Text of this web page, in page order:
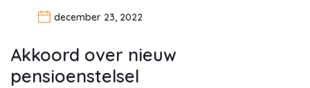
december 23, 2022
Akkoord over nieuw
pensioenstelsel